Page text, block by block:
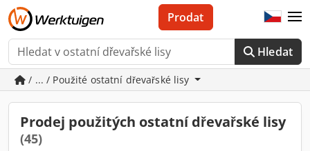
Hledat
Prodat
/ ... / Použité ostatní dřevařské lisy
Prodej použitých ostatní dřevařské lisy
(45)